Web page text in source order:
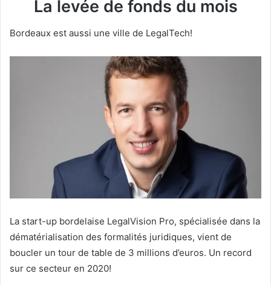
La levée de fonds du mois
Bordeaux est aussi une ville de LegalTech!
La start-up bordelaise LegalVision Pro, spécialisée dans la
dématérialisation des formalités juridiques, vient de
boucler un tour de table de 3 millions d’euros. Un record
sur ce secteur en 2020!